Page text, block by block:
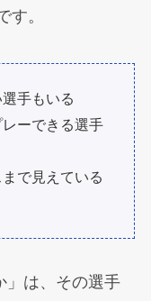
す。
手もいる
ーできる選手
で見えている
」は、その選手